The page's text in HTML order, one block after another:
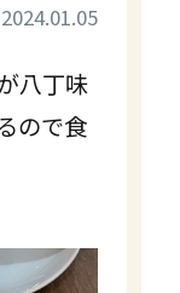
2024.01.05
八丁味
ので食